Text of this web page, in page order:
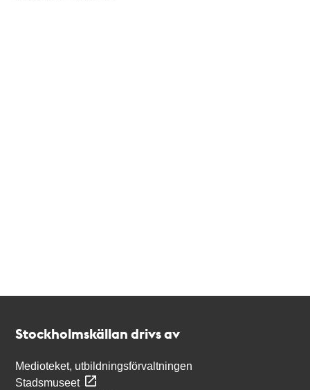
Stockholmskällan drivs av
Medioteket, utbildningsförvaltningen
Stadsmuseet